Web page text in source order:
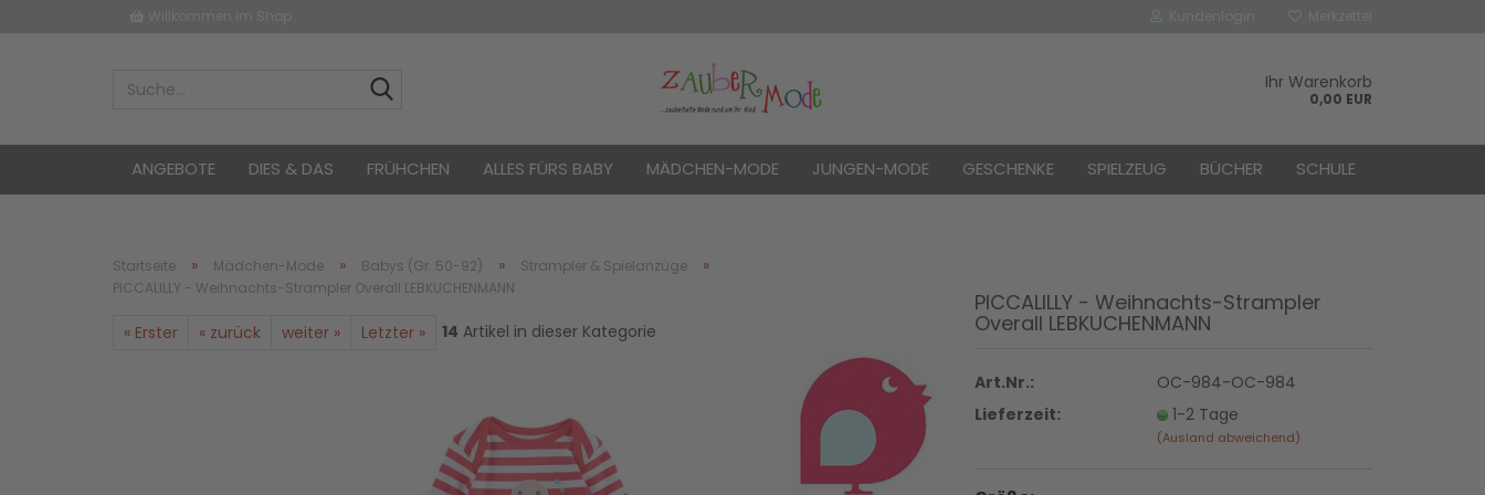
Konto erstellen
Ihr Warenkorb
0,00 EUR
ANGEBOTE DIES & DAS FRÜHCHEN ALLES FÜRS BABY MÄDCHEN-MODE JUNGEN-MODE GESCHENKE SPIELZEUG BÜCHER SCHULE
Startseite » Mädchen-Mode » Babys (Gr. 50-92) » Strampler & Spielanzüge »
PICCALILLY - Weihnachts-Strampler Overall LEBKUCHENMANN
« Erster « zurück weiter » Letzter » 14 Artikel in dieser Kategorie
PICCALILLY - Weihnachts-Strampler
Overall LEBKUCHENMANN
Art.Nr.:
OC-984-OC-984
Lieferzeit:
1-2 Tage
(Ausland abweichend)